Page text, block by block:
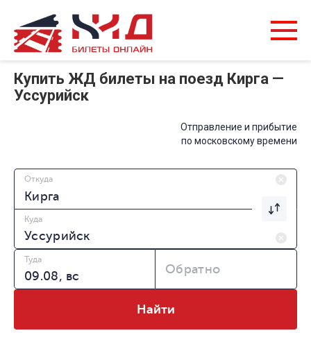
Купить ЖД билеты на поезд Кирга —
Уссурийск
Отправление и прибытие
по московскому времени
Откуда
Куда
Туда
Обратно
Найти